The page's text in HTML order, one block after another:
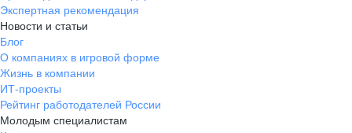
Экспертная рекомендация
Новости и статьи
Блог
О компаниях в игровой форме
Жизнь в компании
ИТ-проекты
Рейтинг работодателей России
Молодым специалистам